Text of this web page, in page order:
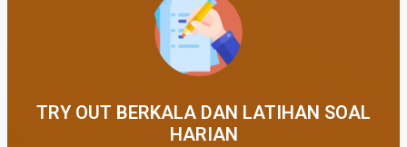
TRY OUT BERKALA DAN LATIHAN SOAL
HARIAN